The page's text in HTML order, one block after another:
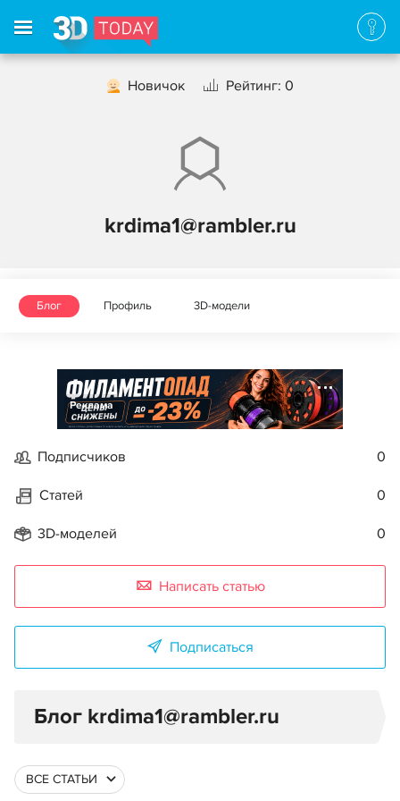
Новичок Рейтинг: 0
krdima1@rambler.ru
Блог Профиль 3D-модели
Реклама
Подписчиков 0
Статей 0
3D-моделей 0
Написать статью
Подписаться
Блог krdima1@rambler.ru
ВСЕ СТАТЬИ